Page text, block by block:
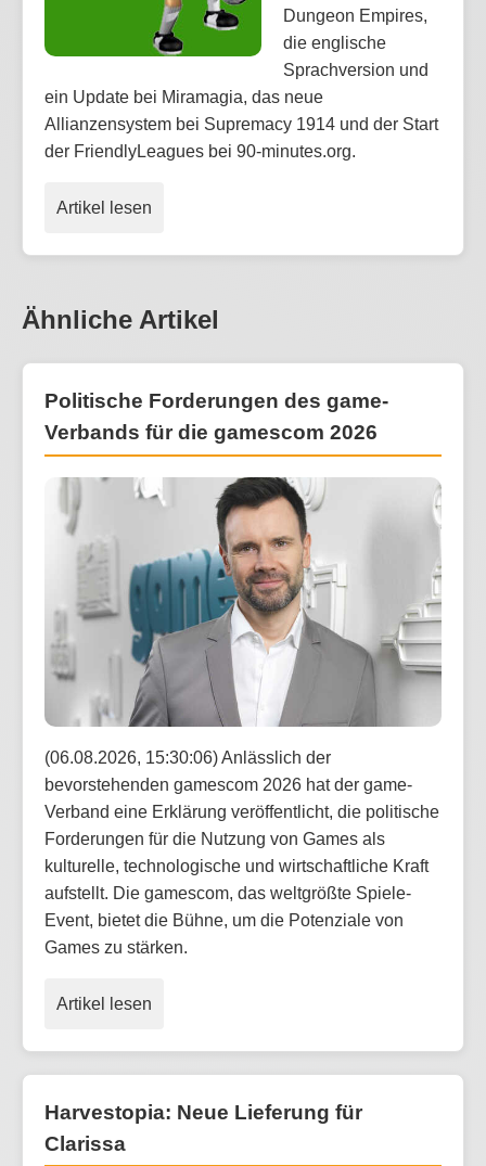
Dungeon Empires,
die englische
Sprachversion und
ein Update bei Miramagia, das neue
Allianzensystem bei Supremacy 1914 und der Start
der FriendlyLeagues bei 90-minutes.org.
Artikel lesen
Ähnliche Artikel
Politische Forderungen des game-
Verbands für die gamescom 2026
(06.08.2026, 15:30:06) Anlässlich der
bevorstehenden gamescom 2026 hat der game-
Verband eine Erklärung veröffentlicht, die politische
Forderungen für die Nutzung von Games als
kulturelle, technologische und wirtschaftliche Kraft
aufstellt. Die gamescom, das weltgrößte Spiele-
Event, bietet die Bühne, um die Potenziale von
Games zu stärken.
Artikel lesen
Harvestopia: Neue Lieferung für
Clarissa